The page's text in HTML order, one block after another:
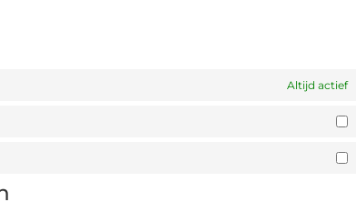
Altijd actief